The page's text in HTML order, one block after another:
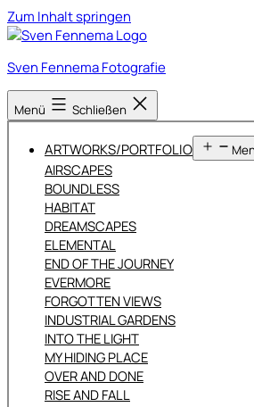
Zum Inhalt springen
Sven Fennema Fotografie
Menü Schließen
ARTWORKS/PORTFOLIO
AIRSCAPES
BOUNDLESS
HABITAT
DREAMSCAPES
ELEMENTAL
END OF THE JOURNEY
EVERMORE
FORGOTTEN VIEWS
INDUSTRIAL GARDENS
INTO THE LIGHT
MY HIDING PLACE
OVER AND DONE
RISE AND FALL